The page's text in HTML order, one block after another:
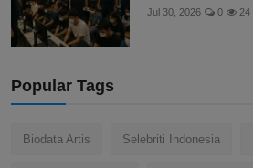
Jul 30, 2026 0 24
Popular Tags
Biodata Artis Selebriti Indonesia